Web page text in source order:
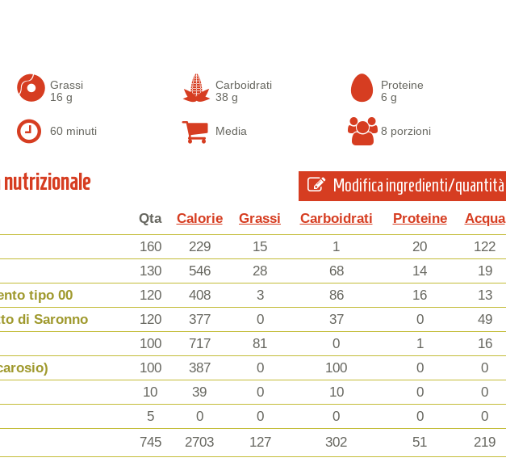
Grassi
16 g
Carboidrati
38 g
Proteine
6 g
60 minuti Media 8 porzioni
nutrizionale Modifica ingredienti/quantità
Qta Calorie Grassi Carboidrati Proteine
Acqua
160 229 15 1 20
122
130 546 28 68 14
19
tipo 00
120 408 3 86 16
13
di Saronno
120 377 0 37 0
49
100 717 81 0 1
16
100 387 0 100 0
0
10 39 0 10 0
0
5 0 0 0 0
0
745 2703 127 302 51
219